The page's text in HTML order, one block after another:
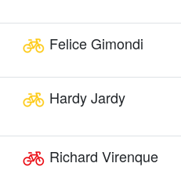
Felice Gimondi
Hardy Jardy
Richard Virenque